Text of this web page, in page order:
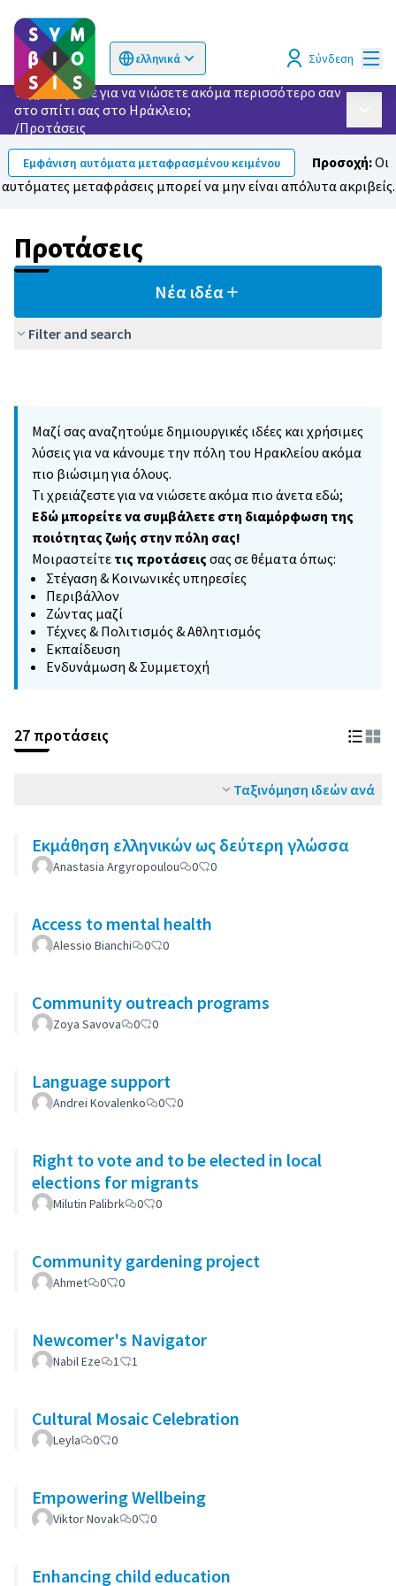
ελληνικά
Choose language Επιλογή γλώσσας Σύνδεση
Τι χρειάζεστε για να νιώσετε ακόμα περισσότερο σαν
στο σπίτι σας στο Ηράκλειο;
/Προτάσεις
Εμφάνιση αυτόματα μεταφρασμένου κειμένου Προσοχή:Οι
αυτόματες μεταφράσεις μπορεί να μην είναι απόλυτα ακριβείς.
Προτάσεις
Νέα ιδέα
Filter and search
Μαζί σας αναζητούμε δημιουργικές ιδέες και χρήσιμες
λύσεις για να κάνουμε την πόλη του Ηρακλείου ακόμα
πιο βιώσιμη για όλους.
Τι χρειάζεστε για να νιώσετε ακόμα πιο άνετα εδώ;
Εδώ μπορείτε να συμβάλετε στη διαμόρφωση της
ποιότητας ζωής στην πόλη σας!
Μοιραστείτε τις προτάσεις σας σε θέματα όπως:
Στέγαση & Κοινωνικές υπηρεσίες
Περιβάλλον
Ζώντας μαζί
Τέχνες & Πολιτισμός & Αθλητισμός
Εκπαίδευση
Ενδυνάμωση & Συμμετοχή
27 προτάσεις
Ταξινόμηση ιδεών ανά
Εκμάθηση ελληνικών ως δεύτερη γλώσσα
Anastasia Argyropoulou 0 0
Access to mental health
Alessio Bianchi 0 0
Community outreach programs
Zoya Savova 0 0
Language support
Andrei Kovalenko 0 0
Right to vote and to be elected in local
elections for migrants
Milutin Palibrk 0 0
Community gardening project
Ahmet 0 0
Newcomer's Navigator
Nabil Eze 1 1
Cultural Mosaic Celebration
Leyla 0 0
Empowering Wellbeing
Viktor Novak 0 0
Enhancing child education